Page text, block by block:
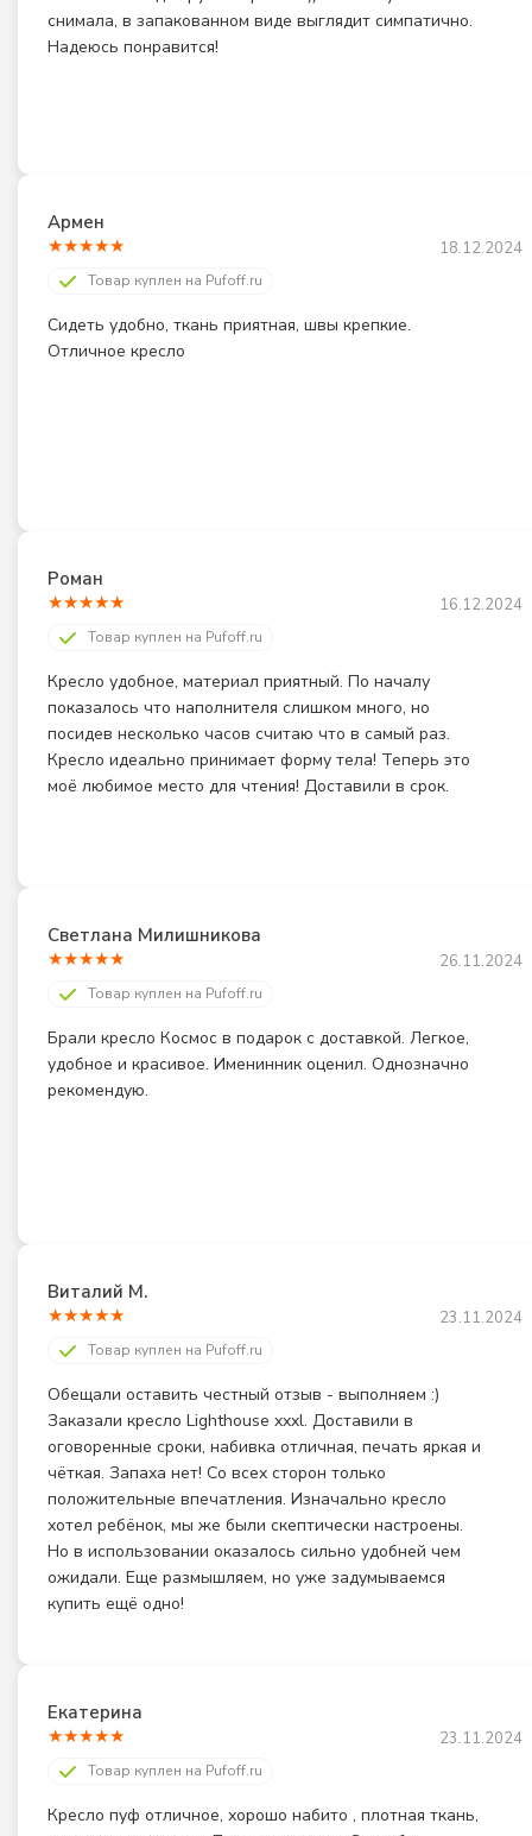
снимала, в запакованном виде выглядит симпатично.
Надеюсь понравится!
Армен
18.12.2024
★★★★★
Товар куплен на Pufoff.ru
Сидеть удобно, ткань приятная, швы крепкие.
Отличное кресло
Роман
16.12.2024
★★★★★
Товар куплен на Pufoff.ru
Кресло удобное, материал приятный. По началу
показалось что наполнителя слишком много, но
посидев несколько часов считаю что в самый раз.
Кресло идеально принимает форму тела! Теперь это
моё любимое место для чтения! Доставили в срок.
Светлана Милишникова
26.11.2024
★★★★★
Товар куплен на Pufoff.ru
Брали кресло Космос в подарок с доставкой. Легкое,
удобное и красивое. Именинник оценил. Однозначно
рекомендую.
Виталий М.
23.11.2024
★★★★★
Товар куплен на Pufoff.ru
Обещали оставить честный отзыв - выполняем :)
Заказали кресло Lighthouse xxxl. Доставили в
оговоренные сроки, набивка отличная, печать яркая и
чёткая. Запаха нет! Со всех сторон только
положительные впечатления. Изначально кресло
хотел ребёнок, мы же были скептически настроены.
Но в использовании оказалось сильно удобней чем
ожидали. Еще размышляем, но уже задумываемся
купить ещё одно!
Екатерина
23.11.2024
★★★★★
Товар куплен на Pufoff.ru
Кресло пуф отличное, хорошо набито , плотная ткань,